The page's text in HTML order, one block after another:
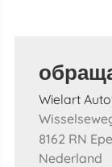
Wielart
8162 RN Epe
Nederland